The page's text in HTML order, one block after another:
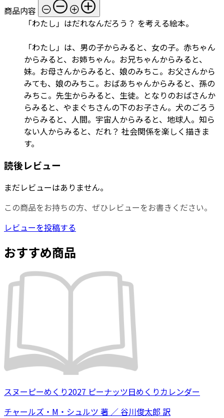
商品内容
「わたし」はだれなんだろう？ を考える絵本。
「わたし」は、男の子からみると、女の子。赤ちゃん
からみると、お姉ちゃん。お兄ちゃんからみると、
妹。お母さんからみると、娘のみちこ。お父さんから
みても、娘のみちこ。おばあちゃんからみると、孫の
みちこ。先生からみると、生徒。となりのおばさんか
らみると、やまぐちさんの下のお子さん。犬のごろう
からみると、人間。宇宙人からみると、地球人。知ら
ない人からみると、だれ？ 社会関係を楽しく描きま
す。
読後レビュー
まだレビューはありません。
この商品をお持ちの方、ぜひレビューをお書きください。
レビューを投稿する
おすすめ商品
スヌーピーめくり2027 ピーナッツ日めくりカレンダー
チャールズ・M・シュルツ 著 ／ 谷川俊太郎 訳